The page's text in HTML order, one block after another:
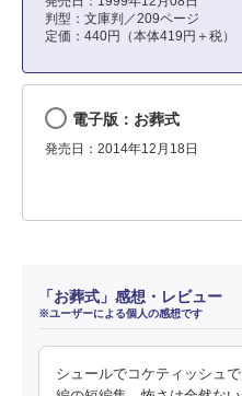
判型：文庫判／209ページ
定価：440円（本体419円＋税）
電子版：お葬式
発売日：2014年12月18日
「お葬式」感想・レビュー
※ユーザーによる個人の感想です
シュールでコケティッシュ